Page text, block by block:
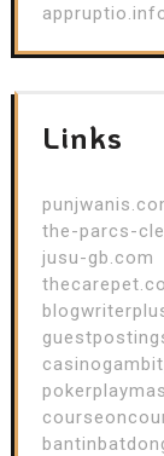
Links
the-parcs-
jusu-gb.com